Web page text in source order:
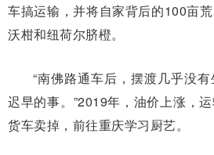
车搞运输，并将自家背后的100亩
沃柑和纽荷尔脐橙。
“南佛路通车后，摆渡几乎没
迟早的事。”2019年，油价上涨，
货车卖掉，前往重庆学习厨艺。